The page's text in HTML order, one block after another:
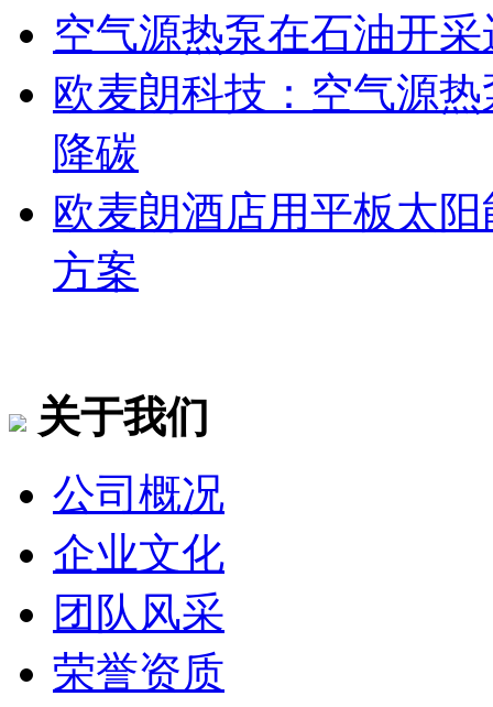
空气源热泵在石油开
欧麦朗科技：空气源
降碳
欧麦朗酒店用平板太
方案
关于我们
公司概况
企业文化
团队风采
荣誉资质